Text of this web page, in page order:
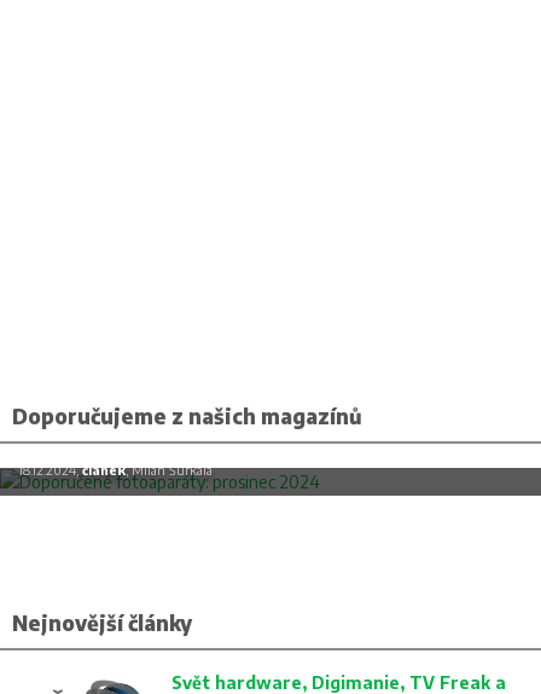
Doporučujeme z našich magazínů
Doporučené fotoaparáty: prosinec 2024
18.12.2024,článek, Milan Šurkala
Nejnovější články
Svět hardware, Digimanie, TV Freak a